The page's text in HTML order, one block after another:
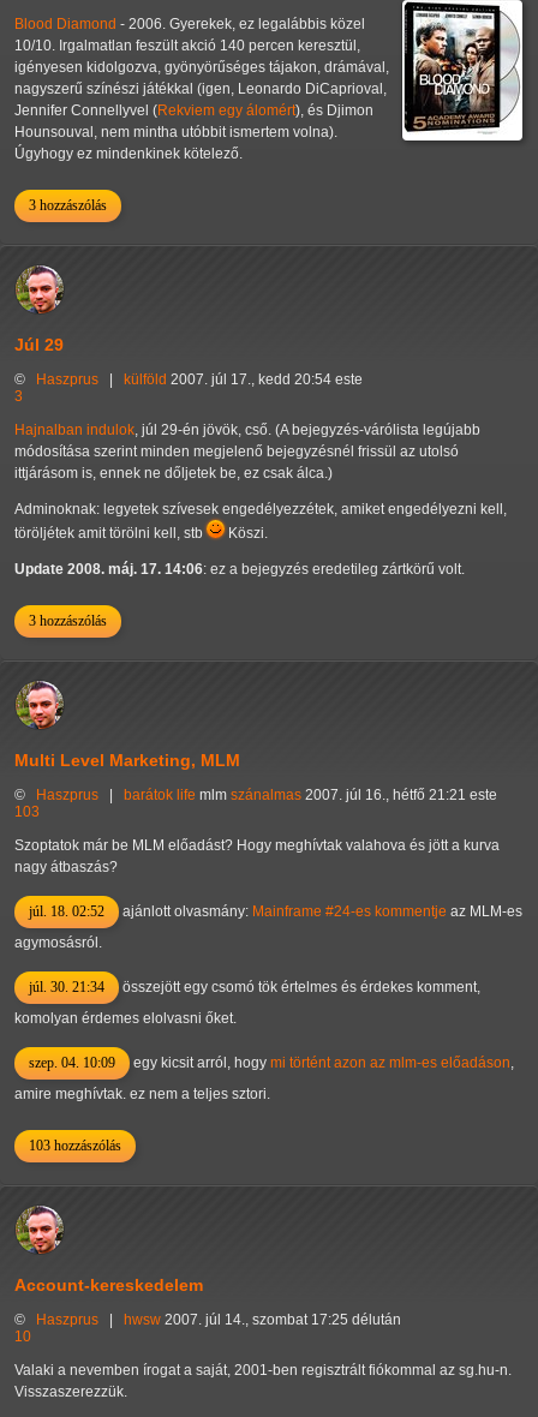
Blood Diamond - 2006. Gyerekek, ez legalábbis közel
10/10. Irgalmatlan feszült akció 140 percen keresztül,
igényesen kidolgozva, gyönyörűséges tájakon, drámával,
nagyszerű színészi játékkal (igen, Leonardo DiCaprioval,
Jennifer Connellyvel (Rekviem egy álomért), és Djimon
Hounsouval, nem mintha utóbbit ismertem volna).
Úgyhogy ez mindenkinek kötelező.
3 hozzászólás
Júl 29
© Haszprus | külföld 2007. júl 17., kedd 20:54 este
3
Hajnalban indulok, júl 29-én jövök, cső. (A bejegyzés-várólista legújabb
módosítása szerint minden megjelenő bejegyzésnél frissül az utolsó
ittjárásom is, ennek ne dőljetek be, ez csak álca.)
Adminoknak: legyetek szívesek engedélyezzétek, amiket engedélyezni kell,
töröljétek amit törölni kell, stb
Köszi.
Update 2008. máj. 17. 14:06: ez a bejegyzés eredetileg zártkörű volt.
3 hozzászólás
Multi Level Marketing, MLM
© Haszprus | barátok life mlm szánalmas 2007. júl 16., hétfő 21:21 este
103
Szoptatok már be MLM előadást? Hogy meghívtak valahova és jött a kurva
nagy átbaszás?
júl. 18. 02:52 ajánlott olvasmány: Mainframe #24-es kommentje az MLM-es
agymosásról.
júl. 30. 21:34
összejött egy csomó tök értelmes és érdekes komment,
komolyan érdemes elolvasni őket.
szep. 04. 10:09 egy kicsit arról, hogy mi történt azon az mlm-es előadáson,
amire meghívtak. ez nem a teljes sztori.
103 hozzászólás
Account-kereskedelem
© Haszprus hwsw 2007. júl 14., szombat 17:25 délután
10
Valaki a nevemben írogat a saját, 2001-ben regisztrált fiókommal az sg.hu-n.
Visszaszerezzük.